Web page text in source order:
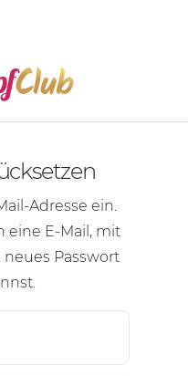
Adresse ein.
eine E-Mail , mit
Passwort